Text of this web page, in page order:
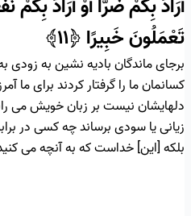
أَرَادَ بِكُمْ ضَرًّا أَوْ أَرَادَ بِكُمْ
تَعْمَلُونَ خَبِيرًا ﴿۱۱﴾
برجاى‏ ماندگان باديه‏ نشين به زودى
كسانمان ما را گرفتار كردند براى ما
دلهايشان نيست بر زبان خويش مى
زيانى يا سودى برساند چه كسى در
بلكه [اين] خداست كه به آنچه مى ‏كنيد